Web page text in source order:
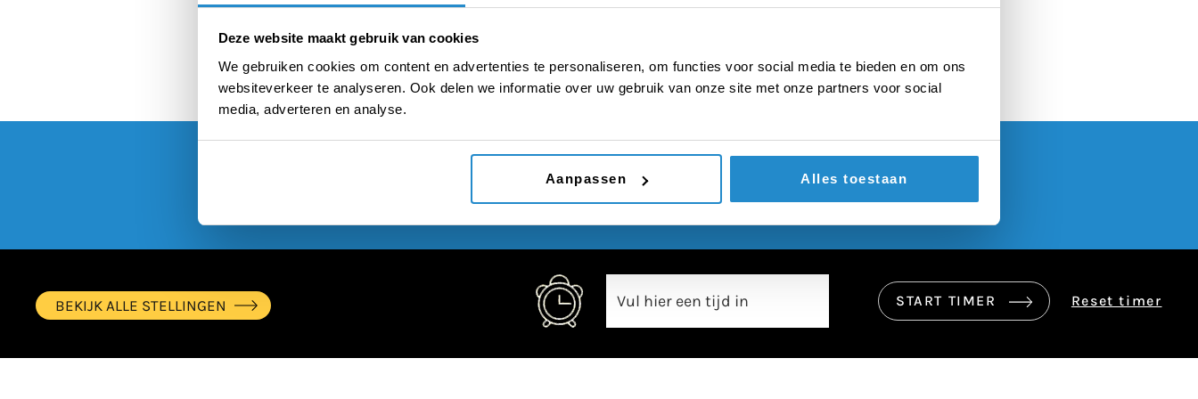
Deze website maakt gebruik van cookies
We gebruiken cookies om content en advertenties te personaliseren, om functies voor social media te bieden en om ons
websiteverkeer te analyseren. Ook delen we informatie over uw gebruik van onze site met onze partners voor social
media, adverteren en analyse.
Aanpassen Alles toestaan
00:00
BEKIJK ALLE STELLINGEN START TIMER Reset timer